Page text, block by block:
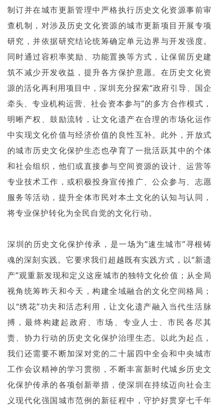
制订并在城市更新管理中严格执行历史文化资源事前审
查机制，对涉及历史文化资源的城市更新项目开展专项
研究，并依据研究结论统筹确定单元边界与开发强度。
同时通过容积率奖励、功能置换等方式，让保留历史建
筑不减少开发收益，提升各方保护意愿。在历史文化资
源的活化再利用项目中，深圳充分探索“政府引导、国企
牵头、专业机构运营、社会资本参与”的多方合作模式，
明晰产权、鼓励流转，让文化遗产在合理的市场化运作
中实现文化价值与经济价值的良性互补。此外，开放式
的城市历史文化保护生态也孕育了一批活跃其中的个体
和社会组织，他们或直接参与空间资源的设计、运营等
专业技术工作，或积极投身宣传推广、公众参与、志愿
服务等活动，提升全体市民对本土文化的认知与认同，
将专业保护转化为全民自觉的文化行动。
深圳的历史文化保护传承，是一场为“速生城市”寻根铸
魂的深刻实践。它要求我们超越既有实践方式，以“新遗
产”观重新发现和定义这座城市的独特文化价值；从全局
视角统筹昨天和今天，构建全域融合的文化空间格局；
以“绣花”功夫和活态利用，让文化遗产融入当代生活脉
搏，最终构建起政府、市场、专业人士、市民各尽其
责、协力行动的历史文化保护治理生态。以此为起点，
我们还需要不断加深对党的二十届四中全会和中央城市
工作会议精神的学习贯彻，不断丰富新时代城乡历史文
化保护传承的各项创新举措，使深圳在持续迈向社会主
义现代化强国城市范例的新征程中，守护好贯穿七千年